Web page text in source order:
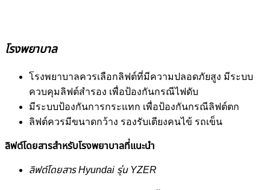
โรงพยาบาล
โรงพยาบาลควรเลือกลิฟต์ที่มีความปลอดภัยสูง มีระบบ
ควบคุมลิฟต์สำรอง เพื่อป้องกันกรณีไฟดับ
มีระบบป้องกันการกระแทก เพื่อป้องกันกรณีลิฟต์ตก
ลิฟต์ควรมีขนาดกว้าง รองรับเตียงคนไข้ รถเข็น
ลิฟต์โดยสารสำหรับโรงพยาบาลที่แนะนำ
ลิฟต์โดยสาร Hyundai รุ่น YZER